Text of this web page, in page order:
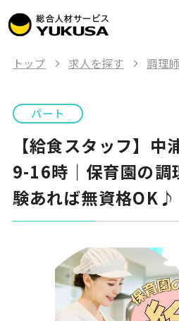
トップ 求人を探す 調理師
パート
【給食スタッフ】中
9-16時｜保育園の調
験あれば無資格OK♪